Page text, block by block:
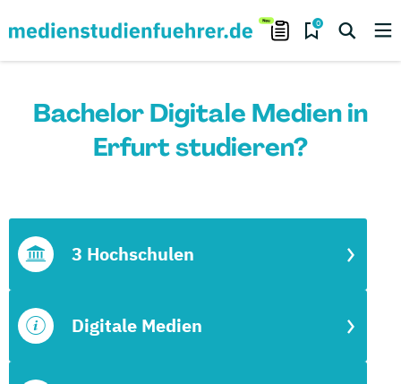
0
Bachelor Digitale Medien in
Erfurt studieren?
Digitale Medien
3 Hochschulen